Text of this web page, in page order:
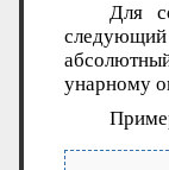
Для
следующий
унарному